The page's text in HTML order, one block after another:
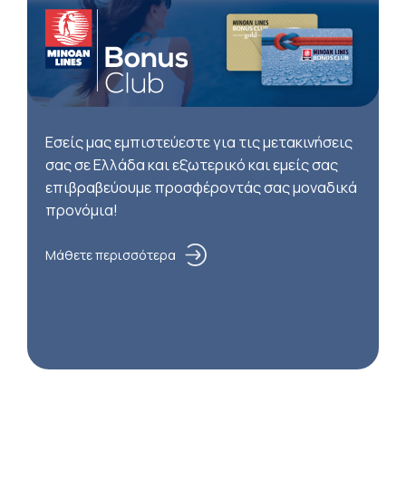
Εσείς μας εμπιστεύεστε για τις μετακινήσεις
σας σε Ελλάδα και εξωτερικό και εμείς σας
επιβραβεύουμε προσφέροντάς σας μοναδικά
προνόμια!
Μάθετε περισσότερα